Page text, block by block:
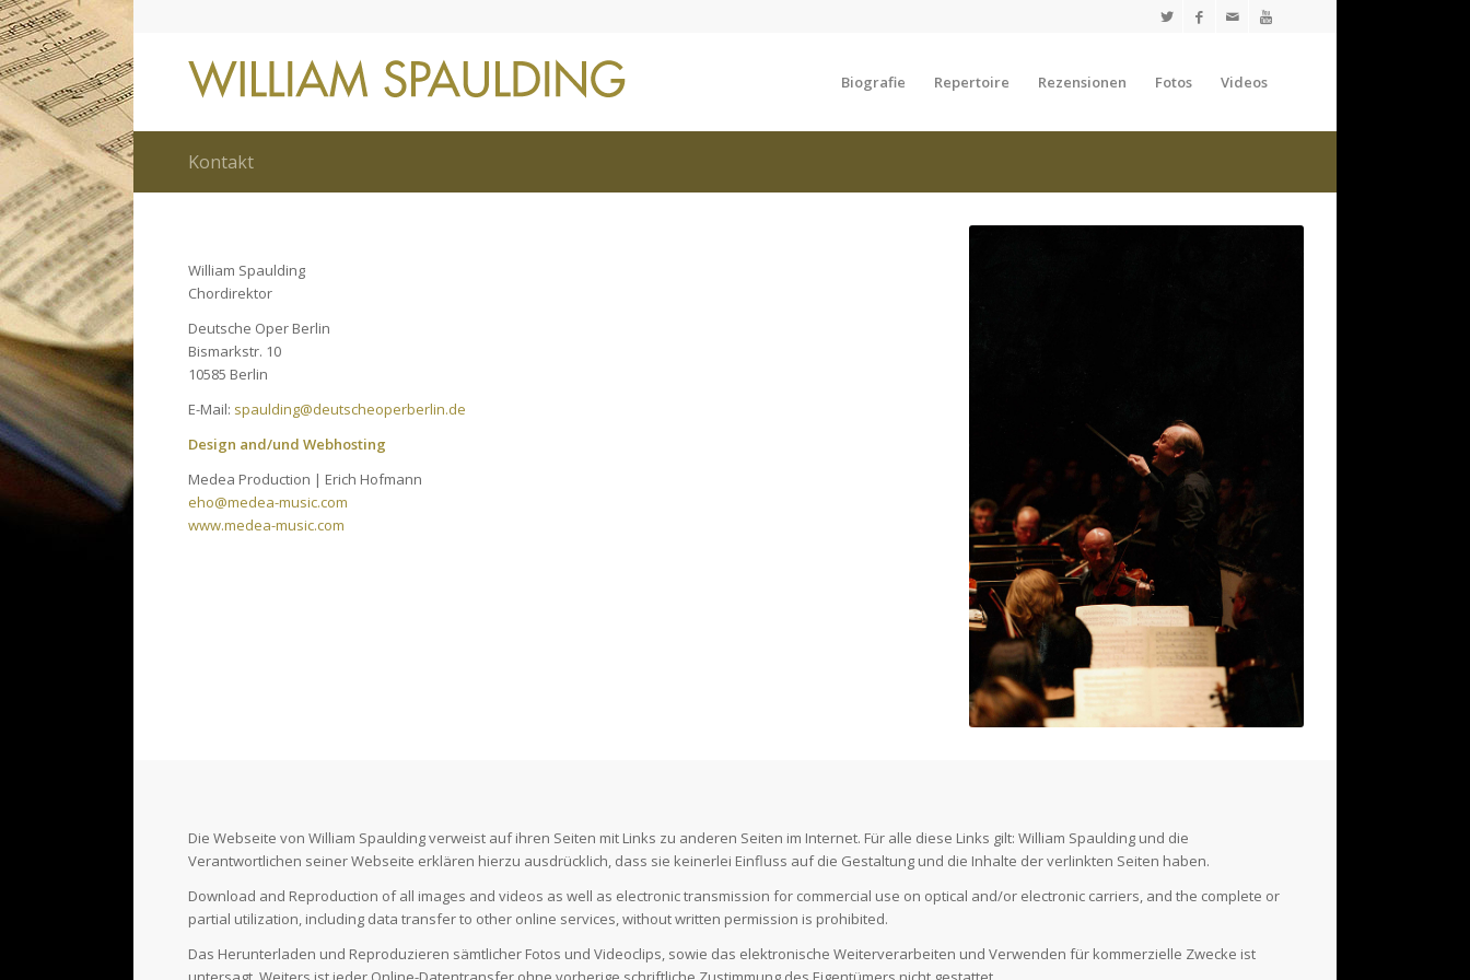
Biografie Repertoire Rezensionen Fotos Videos
Kontakt
William Spaulding
Chordirektor
Deutsche Oper Berlin
Bismarkstr. 10
10585 Berlin
E-Mail: spaulding@deutscheoperberlin.de
Design and/und Webhosting
Medea Production | Erich Hofmann
eho@medea-music.com
www.medea-music.com
Die Webseite von William Spaulding verweist auf ihren Seiten mit Links zu anderen Seiten im Internet. Für alle diese Links gilt: William Spaulding und die
Verantwortlichen seiner Webseite erklären hierzu ausdrücklich, dass sie keinerlei Einfluss auf die Gestaltung und die Inhalte der verlinkten Seiten haben.
Download and Reproduction of all images and videos as well as electronic transmission for commercial use on optical and/or electronic carriers, and the complete or
partial utilization, including data transfer to other online services, without written permission is prohibited.
Das Herunterladen und Reproduzieren sämtlicher Fotos und Videoclips, sowie das elektronische Weiterverarbeiten und Verwenden für kommerzielle Zwecke ist